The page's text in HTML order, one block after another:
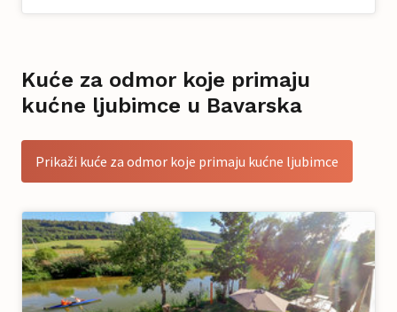
Kuće za odmor koje primaju
kućne ljubimce u Bavarska
Prikaži kuće za odmor koje primaju kućne ljubimce